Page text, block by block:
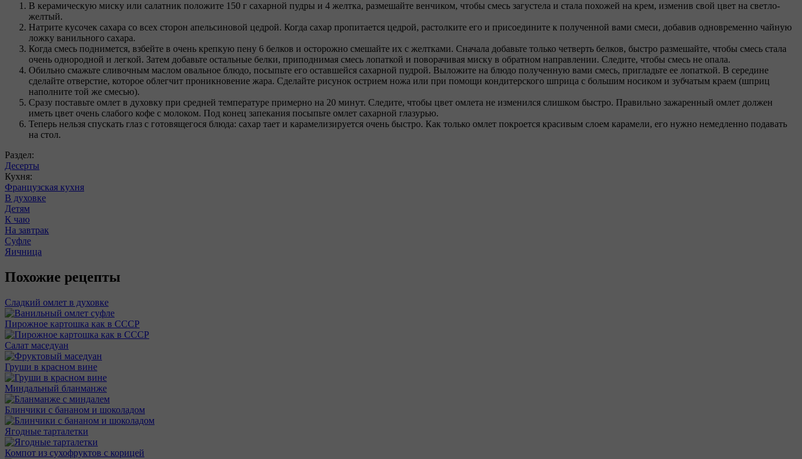
В керамическую миску или салатник положите 150 г сахарной пудры и 4 желтка, размешайте венчиком, чтобы смесь загустела и стала похожей на крем, изменив свой цвет на светло-
желтый.
Натрите кусочек сахара со всех сторон апельсиновой цедрой. Когда сахар пропитается цедрой, растолките его и присоедините к полученной вами смеси, добавив одновременно чайную
ложку ванильного сахара.
Когда смесь поднимется, взбейте в очень крепкую пену 6 белков и осторожно смешайте их с желтками. Сначала добавьте только четверть белков, быстро размешайте, чтобы смесь стала
очень однородной и легкой. Затем добавьте остальные белки, приподнимая смесь лопаткой и поворачивая миску в обратном направлении. Следите, чтобы смесь не опала.
Обильно смажьте сливочным маслом овальное блюдо, посыпьте его оставшейся сахарной пудрой. Выложите на блюдо полученную вами смесь, пригладьте ее лопаткой. В середине
сделайте отверстие, которое облегчит проникновение жара. Сделайте рисунок острием ножа или при помощи кондитерского шприца с большим носиком и зубчатым краем (шприц
наполните той же смесью).
Сразу поставьте омлет в духовку при средней температуре примерно на 20 минут. Следите, чтобы цвет омлета не изменился слишком быстро. Правильно зажаренный омлет должен
иметь цвет очень слабого кофе с молоком. Под конец запекания посыпьте омлет сахарной глазурью.
Теперь нельзя спускать глаз с готовящегося блюда: сахар тает и карамелизируется очень быстро. Как только омлет покроется красивым слоем карамели, его нужно немедленно подавать
на стол.
Раздел:
Десерты
Кухня:
Французская кухня
В духовке
Детям
К чаю
На завтрак
Суфле
Яичница
Похожие рецепты
Сладкий омлет в духовке
Пирожное картошка как в СССР
Салат маседуан
Груши в красном вине
Миндальный бланманже
Блинчики с бананом и шоколадом
Ягодные тарталетки
Компот из сухофруктов с корицей